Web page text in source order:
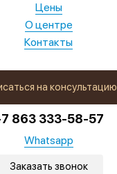
на консультацию
863 333-58-57
Whatsapp
Заказать звонок
Цены
О центре
Контакты